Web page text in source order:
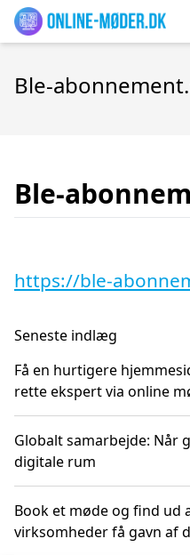
Ble-
Ble-
https://ble-
Seneste indlæg
Få en hurtigere
rette ekspert via online
Globalt samarbejde:
digitale rum
Book et møde og find ud
virksomheder få gavn af